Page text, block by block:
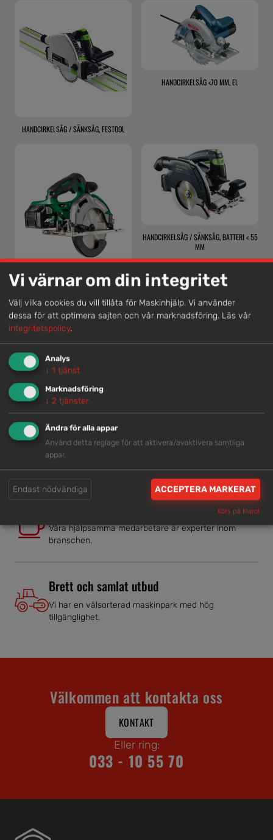
HANDCIRKELSÅG / SÄNKSÅG, FESTOOL
HANDCIRKELSÅG <70 MM, EL
HANDCIRKELSÅG, BATTERI <54 V
HANDCIRKELSÅG / SÄNKSÅG, BATTERI < 55
MM
Lokal kompetens
Genom att samla våra medarbetare lokalt erbjuder vi
helhetslösningar.
Snabb service
Våra hjälpsamma medarbetare är experter inom
branschen.
Brett och samlat utbud
Vi har en välsorterad maskinpark med hög
tillgänglighet.
Välkommen att kontakta oss
KONTAKT
Eller ring:
033 - 10 55 70
Vi värnar om din integritet
Välj vilka cookies du vill tillåta för Maskinhjälp. Vi använder
dessa för att optimera sajten och vår marknadsföring. Läs vår
integritetspolicy.
Analys
↓ 1 tjänst
Marknadsföring
↓ 2 tjänster
Ändra för alla appar
Använd detta reglage för att aktivera/avaktivera samtliga
appar.
Endast nödvändiga ACCEPTERA MARKERAT
Körs på Klaro!